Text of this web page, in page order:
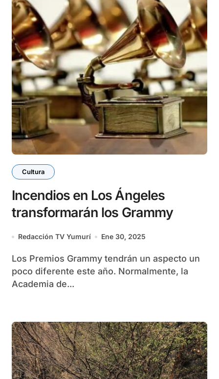
Cultura
Incendios en Los Ángeles
transformarán los Grammy
Redacción TV Yumurí Ene 30, 2025
Los Premios Grammy tendrán un aspecto un
poco diferente este año. Normalmente, la
Academia de...